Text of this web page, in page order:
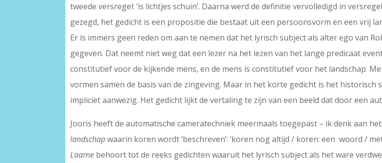
tweede versregel: ‘is lichtjes schuin’. Daarna werd de definitie vervolledigd in
gezegd, het gedicht is een propositie die bestaat uit een persoonsvorm en een vrij
Er is immers geen reden om aan te nemen dat het lyrisch subject als alter ego van
gegeven. Dat neemt niet weg dat een lezer na het lezen van het lange predicaat
constitutief voor de kijkende mens, en de mens is constitutief voor het landschap.
vormen samen de basis van de zingeving. Maar in het korte gedicht is het historisch
impliciet aanwezig. Het gedicht lijkt de vertaling te zijn van een beeld dat door een
Jooris heeft de automatische cameratechniek meermaals toegepast – ik denk aan
landschapwaarin koren wordt ‘beschreven’: ‘koren nog altijd / koren: een woord /
Laarne behoort tot de reeks gedichten waaruit het lyrisch subject als het ware